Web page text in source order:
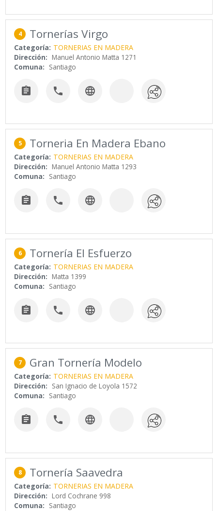
4 Tornerías Virgo
Categoría: TORNERIAS EN MADERA
Dirección: Manuel Antonio Matta 1271
Comuna: Santiago
  
5 Torneria En Madera Ebano
Categoría: TORNERIAS EN MADERA
Dirección: Manuel Antonio Matta 1293
Comuna: Santiago
  
6 Tornería El Esfuerzo
Categoría: TORNERIAS EN MADERA
Dirección: Matta 1399
Comuna: Santiago
  
7 Gran Tornería Modelo
Categoría: TORNERIAS EN MADERA
Dirección: San Ignacio de Loyola 1572
Comuna: Santiago
  
8 Tornería Saavedra
Categoría: TORNERIAS EN MADERA
Dirección: Lord Cochrane 998
Comuna: Santiago